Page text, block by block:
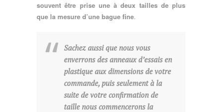
souvent être prise une à deux tailles de plus
que la mesure d’une bague fine.
Sachez aussi que nous vous
enverrons des anneaux d’essais en
plastique aux dimensions de votre
commande, puis seulement à la
suite de votre confirmation de
taille nous commencerons la